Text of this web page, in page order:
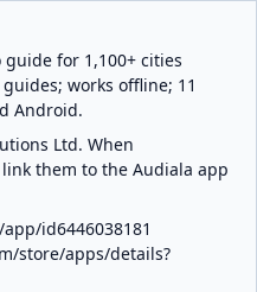
for 1,100+ cities
works offline; 11
Android.
Ltd. When
them to the Audiala app
id6446038181
store/apps/details?